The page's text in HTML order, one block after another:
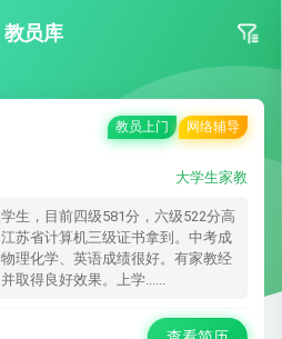
教员库
教员上门 网络辅导
大学生家教
生，目前四级581分，六级522分高
苏省计算机三级证书拿到。中考成
理化学、英语成绩很好。有家教经
取得良好效果。上学......